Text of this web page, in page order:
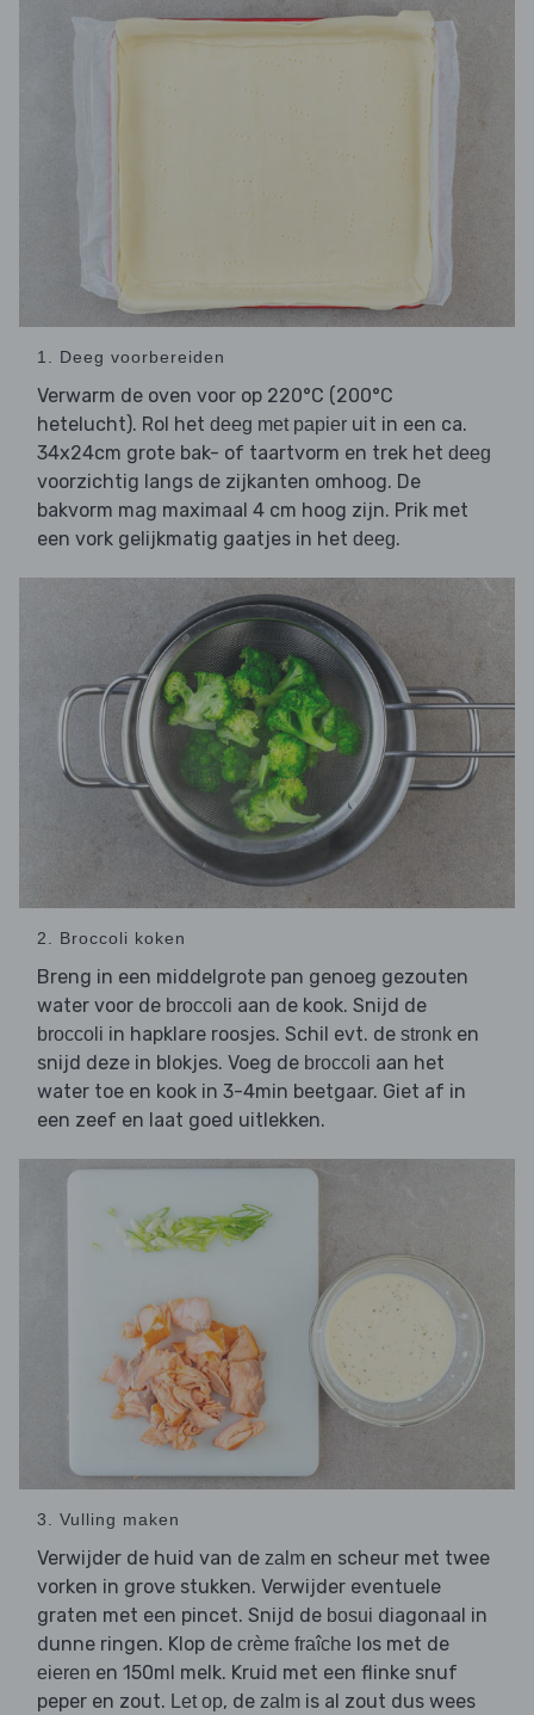
1. Deeg voorbereiden
Verwarm de oven voor op 220°C (200°C
hetelucht). Rol het deeg met papier uit in een ca.
34x24cm grote bak- of taartvorm en trek het deeg
voorzichtig langs de zijkanten omhoog. De
bakvorm mag maximaal 4 cm hoog zijn. Prik met
een vork gelijkmatig gaatjes in het deeg.
2. Broccoli koken
Breng in een middelgrote pan genoeg gezouten
water voor de broccoli aan de kook. Snijd de
broccoli in hapklare roosjes. Schil evt. de stronk en
snijd deze in blokjes. Voeg de broccoli aan het
water toe en kook in 3-4min beetgaar. Giet af in
een zeef en laat goed uitlekken.
3. Vulling maken
Verwijder de huid van de zalm en scheur met twee
vorken in grove stukken. Verwijder eventuele
graten met een pincet. Snijd de bosui diagonaal in
dunne ringen. Klop de crème fraîche los met de
eieren en 150ml melk. Kruid met een flinke snuf
peper en zout. Let op, de zalm is al zout dus wees